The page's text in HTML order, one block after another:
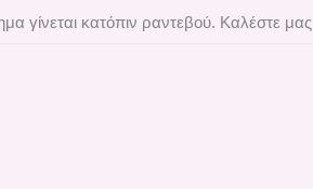
γίνεται κατόπιν ραντεβού. Καλέστε μας